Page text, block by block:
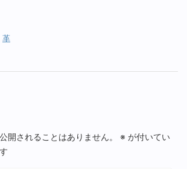
革
開されることはありません。 ※ が付いてい